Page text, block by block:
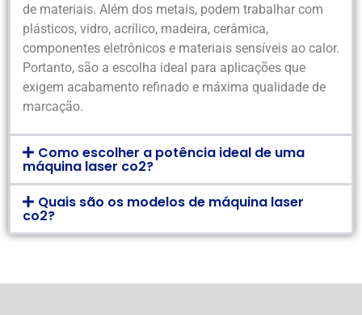
de materiais. Além dos metais, podem trabalhar com
plásticos, vidro, acrílico, madeira, cerâmica,
componentes eletrônicos e materiais sensíveis ao calor.
Portanto, são a escolha ideal para aplicações que
exigem acabamento refinado e máxima qualidade de
marcação.
Como escolher a potência ideal de uma
máquina laser co2?
Quais são os modelos de máquina laser
co2?